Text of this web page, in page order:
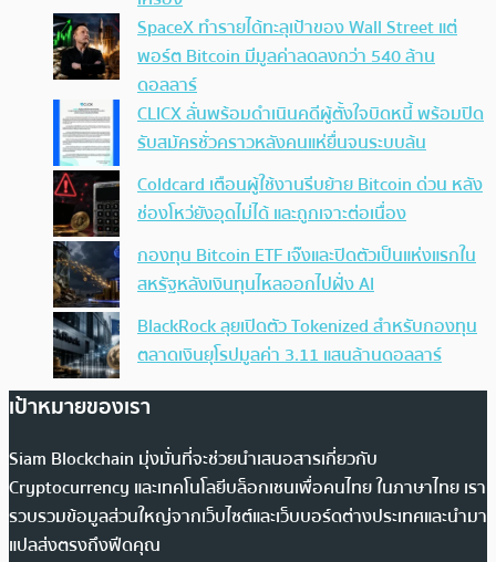
SpaceX ทำรายได้ทะลุเป้าของ Wall Street แต่
พอร์ต Bitcoin มีมูลค่าลดลงกว่า 540 ล้าน
ดอลลาร์
CLICX ลั่นพร้อมดำเนินคดีผู้ตั้งใจบิดหนี้ พร้อมปิด
รับสมัครชั่วคราวหลังคนแห่ยื่นจนระบบล้น
Coldcard เตือนผู้ใช้งานรีบย้าย Bitcoin ด่วน หลัง
ช่องโหว่ยังอุดไม่ได้ และถูกเจาะต่อเนื่อง
กองทุน Bitcoin ETF เจ๊งและปิดตัวเป็นแห่งแรกใน
สหรัฐหลังเงินทุนไหลออกไปฝั่ง AI
BlackRock ลุยเปิดตัว Tokenized สำหรับกองทุน
ตลาดเงินยุโรปมูลค่า 3.11 แสนล้านดอลลาร์
เป้าหมายของเรา
Siam Blockchain มุ่งมั่นที่จะช่วยนำเสนอสารเกี่ยวกับ
Cryptocurrency และเทคโนโลยีบล็อกเชนเพื่อคนไทย ในภาษาไทย เรา
รวบรวมข้อมูลส่วนใหญ่จากเว็บไซต์และเว็บบอร์ดต่างประเทศและนำมา
แปลส่งตรงถึงฟีดคุณ